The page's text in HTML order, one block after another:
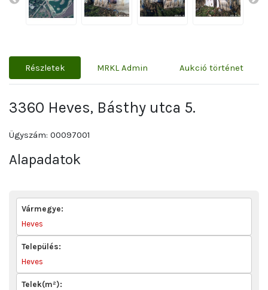
Részletek MRKL Admin Aukció történet
3360 Heves, Básthy utca 5.
Ügyszám: 00097001
Alapadatok
Vármegye:
Heves
Település:
Heves
Telek(m²):